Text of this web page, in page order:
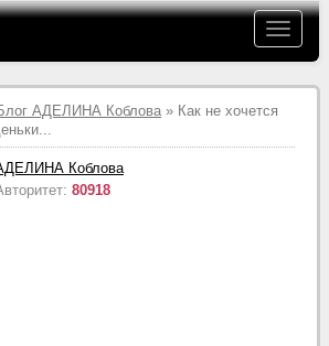
АДЕЛИНА Коблова » Как не хочется
Коблова
80918